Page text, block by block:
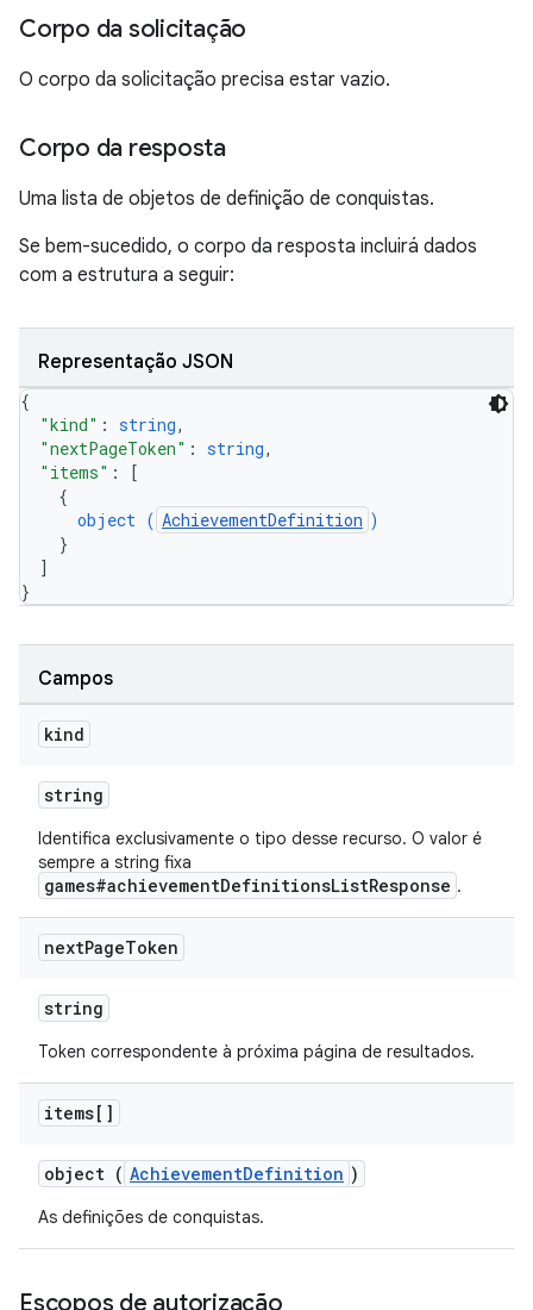
Corpo da solicitação
O corpo da solicitação precisa estar vazio.
Corpo da resposta
Uma lista de objetos de definição de conquistas.
Se bem-sucedido, o corpo da resposta incluirá dados
com a estrutura a seguir:
Representação JSON
{
"kind" : string,
"nextPageToken" : string,
"items" :
[
{
object ( AchievementDefinition )
}
]
}
Campos
kind
string
Identifica exclusivamente o tipo desse recurso. O valor é
sempre a string fixa
games#achievementDefinitionsListResponse .
nextPageToken
string
Token correspondente à próxima página de resultados.
items[]
object ( AchievementDefinition )
As definições de conquistas.
Escopos de autorização